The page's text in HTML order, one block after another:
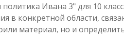
Ивана 3" для 10
в конкретной области,
материал, но и